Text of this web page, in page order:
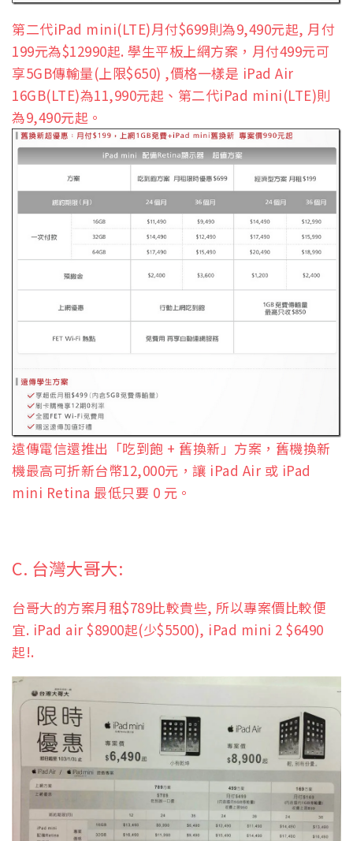
第二代iPad mini(LTE)月付$699則為9,490元起, 月付
199元為$12990起. 學生平板上網方案，月付499元可
享5GB傳輸量(上限$650) ,價格一樣是 iPad Air
16GB(LTE)為11,990元起、第二代iPad mini(LTE)則
為9,490元起。
遠傳電信還推出「吃到飽 + 舊換新」方案，舊機換新
機最高可折新台幣12,000元，讓 iPad Air 或 iPad
mini Retina 最低只要 0 元。
C. 台灣大哥大:
台哥大的方案月租$789比較貴些, 所以專案價比較便
宜. iPad air $8900起(少$5500), iPad mini 2 $6490
起!.